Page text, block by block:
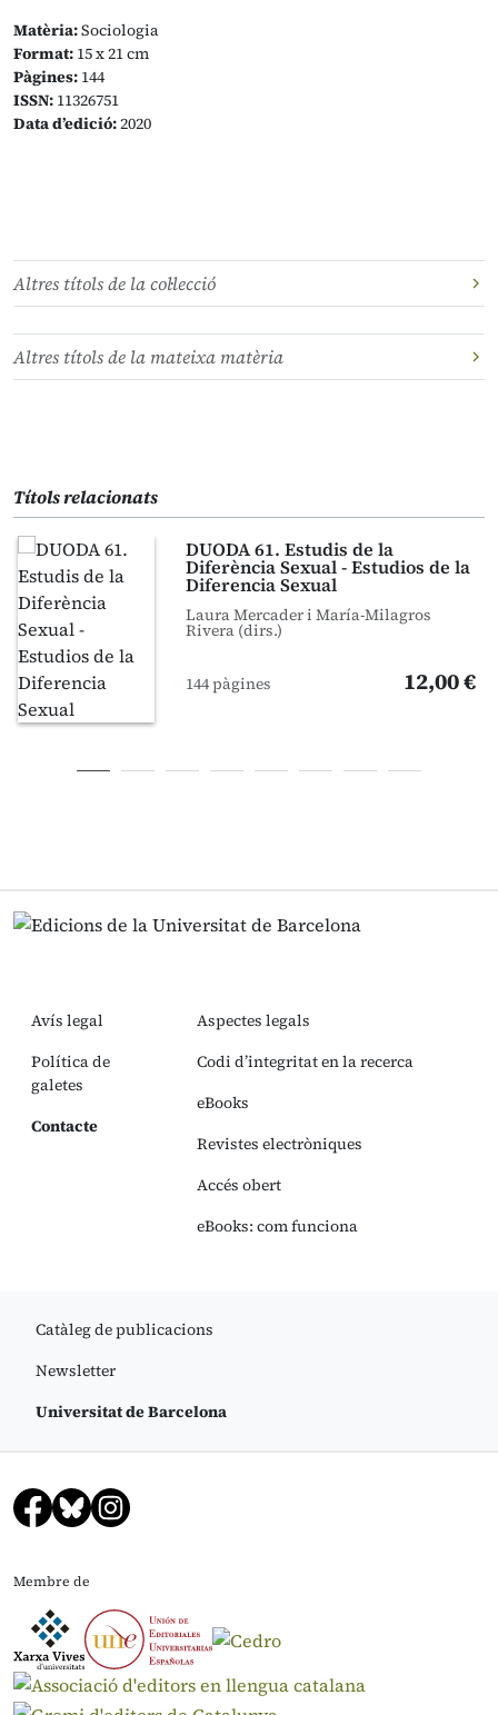
Matèria:Sociologia
Format: 15 x 21 cm
Pàgines: 144
ISSN: 11326751
Data d’edició:2020
Altres títols de la col·lecció
Altres títols de la mateixa matèria
Títols relacionats
DUODA 61. Estudis de la
Diferència Sexual - Estudios de la
Diferencia Sexual
Laura Mercader i María-Milagros
Rivera (dirs.)
144 pàgines 12,00 €
Avís legal
Política de
galetes
Contacte
Aspectes legals
Codi d’integritat en la recerca
eBooks
Revistes electròniques
Accés obert
eBooks: com funciona
Catàleg de publicacions
Newsletter
Universitat de Barcelona
Membre de